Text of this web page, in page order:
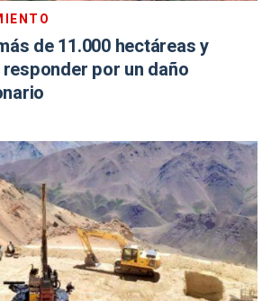
de 11.000 hectáreas y
por un daño